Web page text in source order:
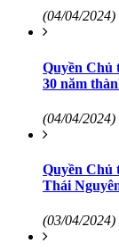
(04/04/2024)
Quyền Chủ
30 năm
(04/04/2024)
Quyền Chủ
Thái
(03/04/2024)